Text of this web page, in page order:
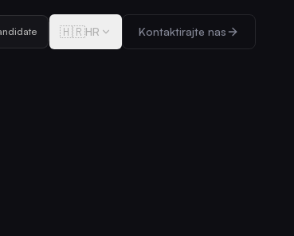
🇭🇷HR Kontaktirajte nas